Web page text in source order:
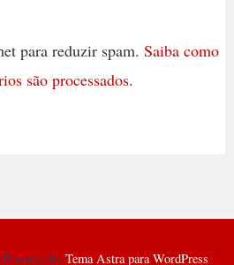
para reduzir spam. Saiba como
são processados.
by Tema Astra para WordPress